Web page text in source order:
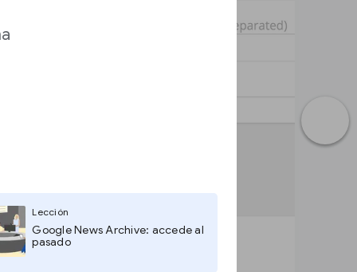
Lección
Google News Archive: accede al
pasado